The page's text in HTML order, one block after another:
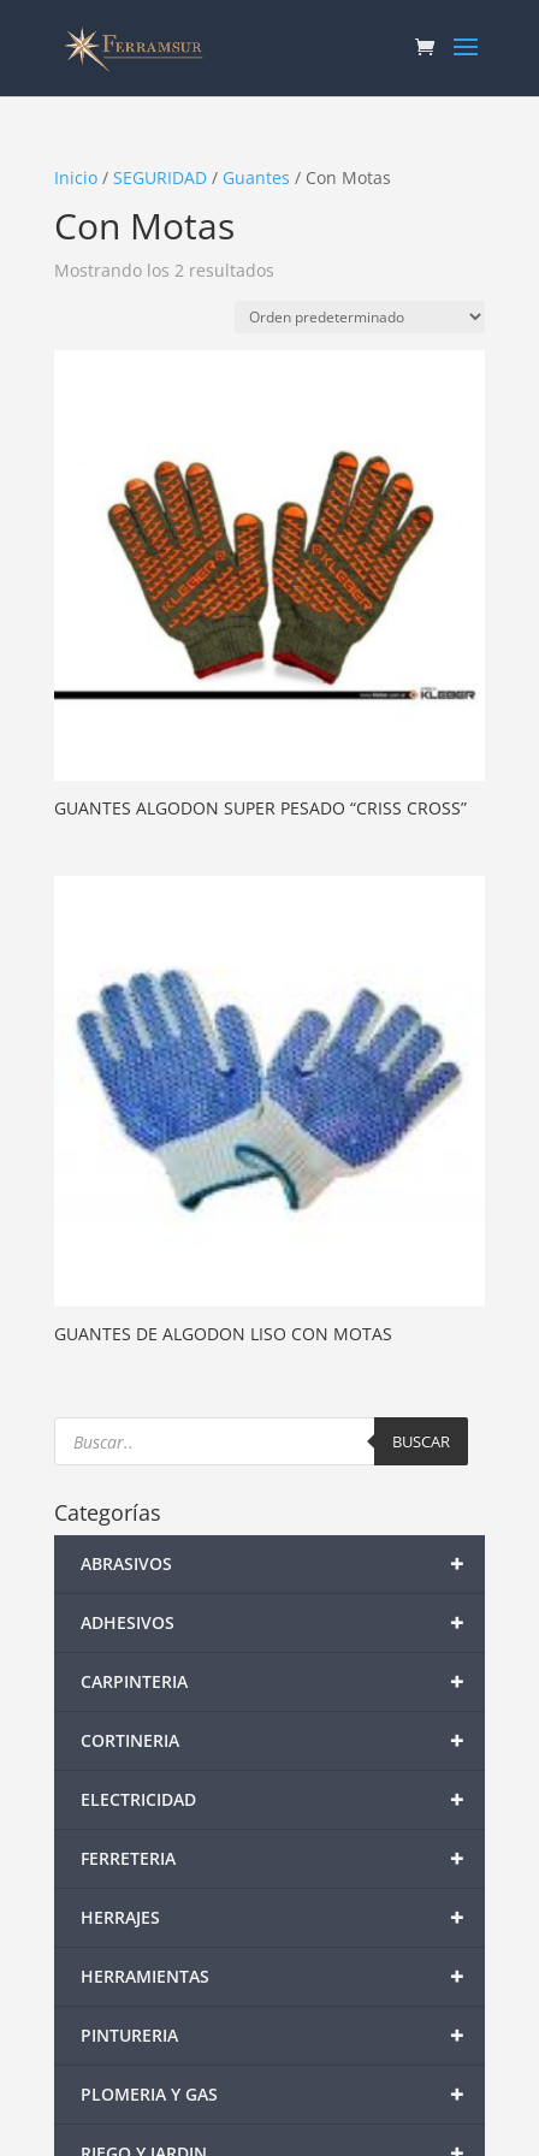
Inicio/ SEGURIDAD/ Guantes / Con Motas
Con Motas
Mostrando los 2 resultados
GUANTES ALGODON SUPER PESADO “CRISS CROSS”
GUANTES DE ALGODON LISO CON MOTAS
Products
search BUSCAR
Categorías
+
ABRASIVOS
+
ADHESIVOS
+
CARPINTERIA
+
CORTINERIA
+
ELECTRICIDAD
+
FERRETERIA
+
HERRAJES
+
HERRAMIENTAS
+
PINTURERIA
+
PLOMERIA Y GAS